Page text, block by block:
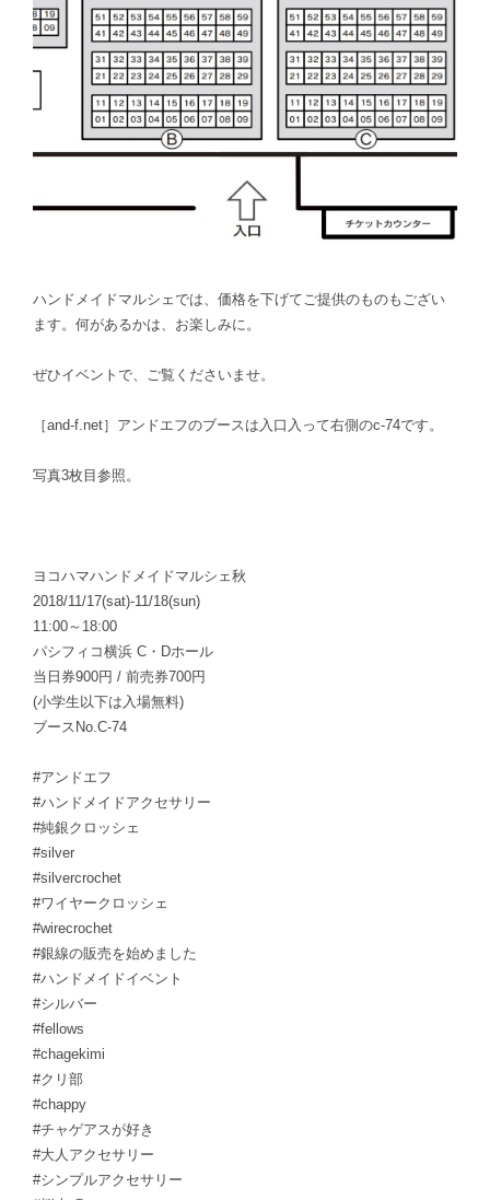
ハンドメイドマルシェでは、価格を下げてご提供のものもござい
ます。何があるかは、お楽しみに。
ぜひイベントで、ご覧くださいませ。
［and-f.net］アンドエフのブースは入口入って右側のc-74です。
写真3枚目参照。
ヨコハマハンドメイドマルシェ秋
2018/11/17(sat)-11/18(sun)
11:00～18:00
パシフィコ横浜 C・Dホール
当日券900円 / 前売券700円
(小学生以下は入場無料)
ブースNo.C-74
#アンドエフ
#ハンドメイドアクセサリー
#純銀クロッシェ
#silver
#silvercrochet
#ワイヤークロッシェ
#wirecrochet
#銀線の販売を始めました
#ハンドメイドイベント
#シルバー
#fellows
#chagekimi
#クリ部
#chappy
#チャゲアスが好き
#大人アクセサリー
#シンプルアクセサリー